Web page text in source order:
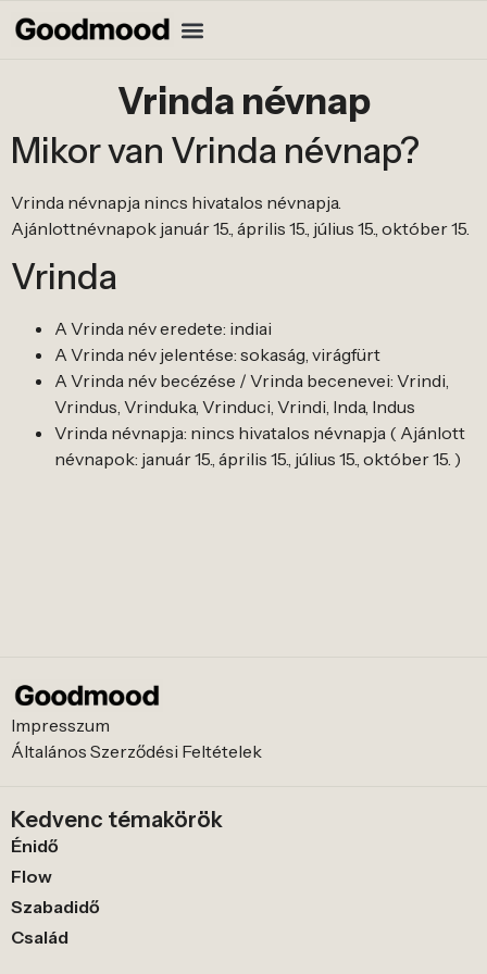
Vrinda névnap
Mikor van Vrinda névnap?
Vrinda névnapja nincs hivatalos névnapja.
Ajánlottnévnapok január 15., április 15., július 15., október 15.
Vrinda
A Vrinda név eredete: indiai
A Vrinda név jelentése: sokaság, virágfürt
A Vrinda név becézése / Vrinda becenevei: Vrindi,
Vrindus, Vrinduka, Vrinduci, Vrindi, Inda, Indus
Vrinda névnapja: nincs hivatalos névnapja ( Ajánlott
névnapok: január 15., április 15., július 15., október 15. )
Impresszum
Általános Szerződési Feltételek
Kedvenc témakörök
Énidő
Flow
Szabadidő
Család